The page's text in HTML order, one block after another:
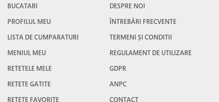
BUCATARI
PROFILUL MEU
LISTA DE CUMPARATURI
MENIUL MEU
RETETELE MELE
RETETE GATITE
RETETE FAVORITE
DESPRE NOI
ÎNTREBĂRI FRECVENTE
TERMENI ȘI CONDITII
REGULAMENT DE UTILIZARE
GDPR
ANPC
CONTACT